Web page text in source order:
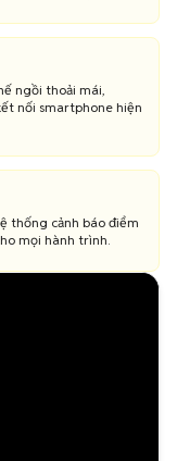
ngồi thoải mái,
nối smartphone hiện
thống cảnh báo điểm
mọi hành trình.